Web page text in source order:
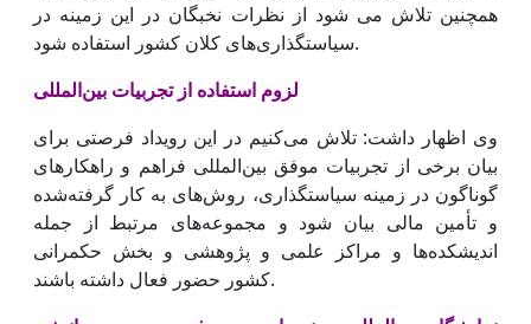
همچنین تلاش می شود از نظرات نخبگان در این زمینه در
سیاستگذاری‌های کلان کشور استفاده شود.
لزوم استفاده از تجربیات بین‌المللی
وی اظهار داشت: تلاش می‌کنیم در این رویداد فرصتی برای
بیان برخی از تجربیات موفق بین‌المللی فراهم و راهکارهای
گوناگون در زمینه سیاستگذاری، روش‌های به کار گرفته‌شده
و تأمین مالی بیان شود و مجموعه‌های مرتبط از جمله
اندیشکده‌ها و مراکز علمی و پژوهشی و بخش حکمرانی
کشور حضور فعال داشته باشند.